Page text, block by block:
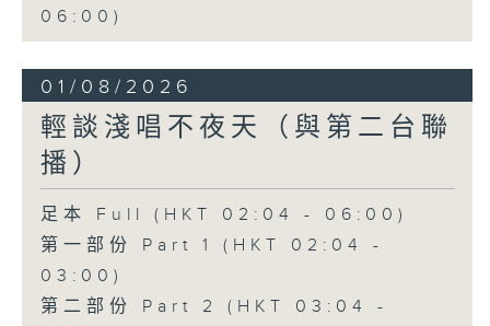
06:00)
01/08/2026
輕談淺唱不夜天（與第二台聯
播）
足本 Full (HKT 02:04 - 06:00)
第一部份 Part 1 (HKT 02:04 -
03:00)
第二部份 Part 2 (HKT 03:04 -